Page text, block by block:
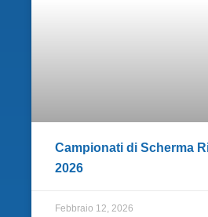
Campionati di Scherma
2026
Febbraio 12, 2026